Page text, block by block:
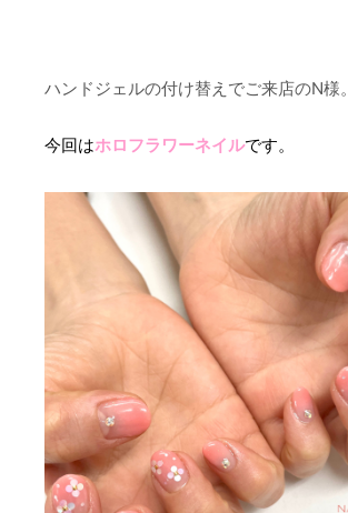
ハンドジェルの付け替えでご来店のN様。
今回はホロフラワーネイルです。